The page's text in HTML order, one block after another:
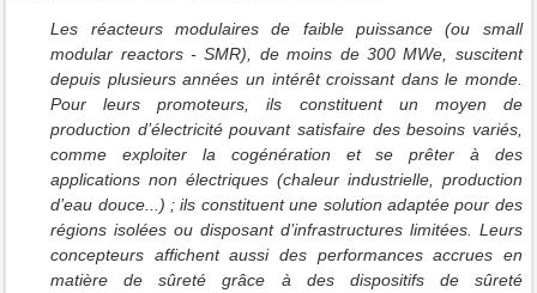
Les réacteurs modulaires de faible puissance (ou small
modular reactors - SMR), de moins de 300 MWe, suscitent
depuis plusieurs années un intérêt croissant dans le monde.
Pour leurs promoteurs, ils constituent un moyen de
production d’électricité pouvant satisfaire des besoins variés,
comme exploiter la cogénération et se prêter à des
applications non électriques (chaleur industrielle, production
d’eau douce...) ; ils constituent une solution adaptée pour des
régions isolées ou disposant d’infrastructures limitées. Leurs
concepteurs affichent aussi des performances accrues en
matière de sûreté grâce à des dispositifs de sûreté